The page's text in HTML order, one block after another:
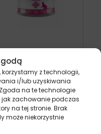
z technologii,
i/lub uzyskiwania
na te technologie
zachowanie podczas
na tej stronie. Brak
może niekorzystnie
Calibra VD Cat
Struvite – puszka
dla kota 200g
kot
10,49zł z VAT
Dodaj do koszyka